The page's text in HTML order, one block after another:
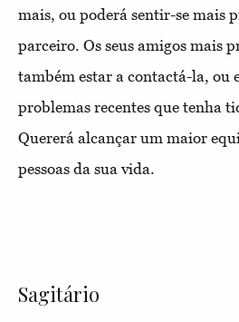
mais, ou poderá sentir-se mais
parceiro. Os seus amigos mais
também estar a contactá-la, ou
problemas recentes que tenha
Quererá alcançar um maior
pessoas da sua vida.
Sagitário